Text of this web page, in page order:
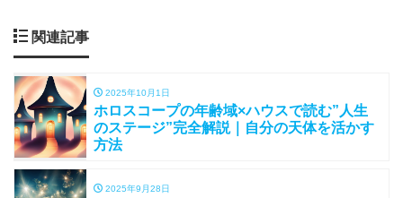
関連記事
2025年10月1日
ホロスコープの年齢域×ハウスで読む”人生
のステージ”完全解説｜自分の天体を活かす
方法
2025年9月28日